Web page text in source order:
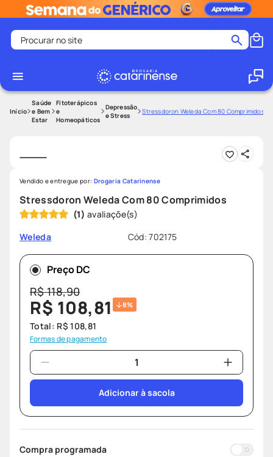
Procurar no site
1
medley
shampoo
5º
ozivy
6º
lenço umedecido
7º
protetor solar
8º
desodorante
9º
fralda pampers
10º
Saúde
e Bem
Estar
Fitoterápicos
e
Homeopáticos
Depressão
e Stress
Stressdoron Weleda Com 80 Comprimidos
Stressdoron Weleda Com 80 Comprimidos
(1)
Weleda
Cód:702175
Vendido e entregue por: Drogaria Catarinense
Preço DC
R$118,90
R$ 108,81 8%
Total: R$ 108,81
Formas de pagamento
Adicionar à sacola
Compra programada